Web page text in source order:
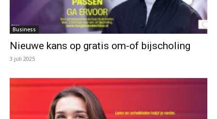
Business
Nieuwe kans op gratis om-of bijscholing
3 juli 2025